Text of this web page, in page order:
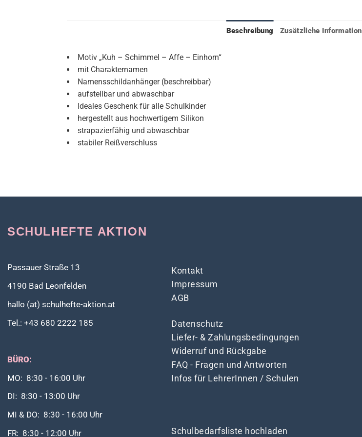
Beschreibung Zusätzliche Information
Motiv „Kuh – Schimmel – Affe – Einhorn“
mit Charakternamen
Namensschildanhänger (beschreibbar)
aufstellbar und abwaschbar
Ideales Geschenk für alle Schulkinder
hergestellt aus hochwertigem Silikon
strapazierfähig und abwaschbar
stabiler Reißverschluss
SCHULHEFTE AKTION
Passauer Straße 13
4190 Bad Leonfelden
hallo (at) schulhefte-aktion.at
Tel.: +43 680 2222 185
BÜRO:
MO: 8:30 - 16:00 Uhr
DI: 8:30 - 13:00 Uhr
MI & DO: 8:30 - 16:00 Uhr
FR: 8:30 - 12:00 Uhr
Kontakt
Impressum
AGB
Datenschutz
Liefer- & Zahlungsbedingungen
Widerruf und Rückgabe
FAQ - Fragen und Antworten
Infos für LehrerInnen / Schulen
Schulbedarfsliste hochladen